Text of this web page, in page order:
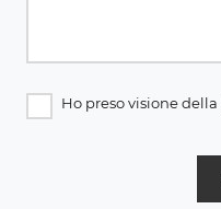
Ho preso visione della